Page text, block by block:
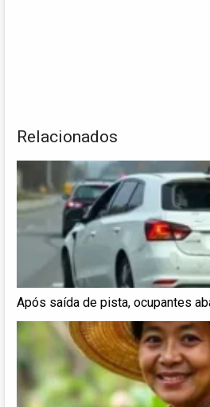
Relacionados
Após saída de pista, ocupantes